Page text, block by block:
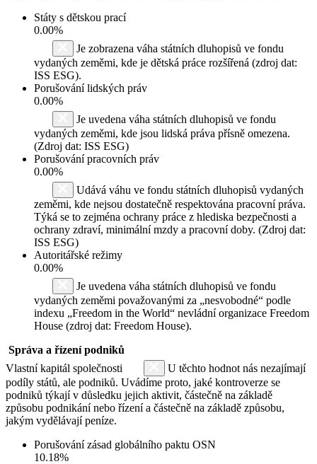
Státy s dětskou prací
0.00%
Je zobrazena váha státních dluhopisů ve fondu
vydaných zeměmi, kde je dětská práce rozšířená (zdroj dat:
ISS ESG).
Porušování lidských práv
0.00%
Je uvedena váha státních dluhopisů ve fondu
vydaných zeměmi, kde jsou lidská práva přísně omezena.
(Zdroj dat: ISS ESG)
Porušování pracovních práv
0.00%
Udává váhu ve fondu státních dluhopisů vydaných
zeměmi, kde nejsou dostatečně respektována pracovní práva.
Týká se to zejména ochrany práce z hlediska bezpečnosti a
ochrany zdraví, minimální mzdy a pracovní doby. (Zdroj dat:
ISS ESG)
Autoritářské režimy
0.00%
Je uvedena váha státních dluhopisů ve fondu
vydaných zeměmi považovanými za „nesvobodné“ podle
indexu „Freedom in the World“ nevládní organizace Freedom
House (zdroj dat: Freedom House).
Správa a řízení podniků
Vlastní kapitál společnosti
U těchto hodnot nás nezajímají
podíly států, ale podniků. Uvádíme proto, jaké kontroverze se
podniků týkají v důsledku jejich aktivit, částečně na základě
způsobu podnikání nebo řízení a částečně na základě způsobu,
jakým vydělávají peníze.
Porušování zásad globálního paktu OSN
10.18%